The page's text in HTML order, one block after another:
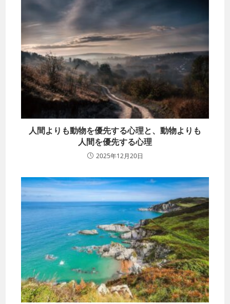
人間よりも動物を優先する心理と、動物よりも
人間を優先する心理
2025年12月20日